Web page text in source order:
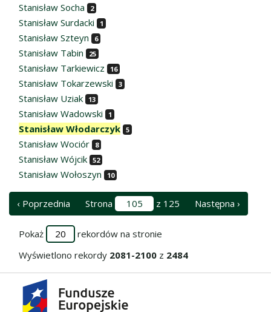
Stanisław Socha 2
Stanisław Surdacki 1
Stanisław Szteyn 6
Stanisław Tabin 25
Stanisław Tarkiewicz 16
Stanisław Tokarzewski 3
Stanisław Uziak 13
Stanisław Wadowski 1
Stanisław Włodarczyk 5
Stanisław Wociór 8
Stanisław Wójcik 52
Stanisław Wołoszyn 10
‹ Poprzednia Strona z 125 Następna ›
Pokaż
rekordów na stronie
Wyświetlono rekordy 2081-2100 z 2484